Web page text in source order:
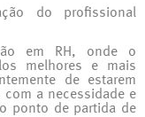
do profissional
em RH, onde o
melhores e mais
de estarem
a necessidade e
ponto de partida de